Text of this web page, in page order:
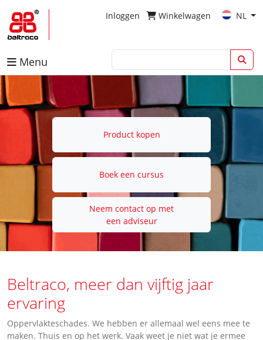
Inloggen Winkelwagen NL
Menu
Product kopen
Boek een cursus
Neem contact op met
een adviseur
Beltraco, meer dan vijftig jaar
ervaring
Oppervlakteschades. We hebben er allemaal wel eens mee te
maken. Thuis en op het werk. Vaak weet je niet wat je ermee